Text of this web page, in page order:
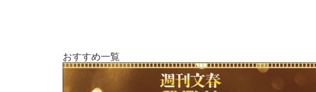
おすすめ一覧